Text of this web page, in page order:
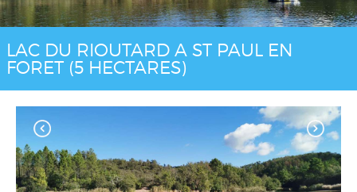
LAC DU RIOUTARD A ST PAUL EN
FORET (5 HECTARES)